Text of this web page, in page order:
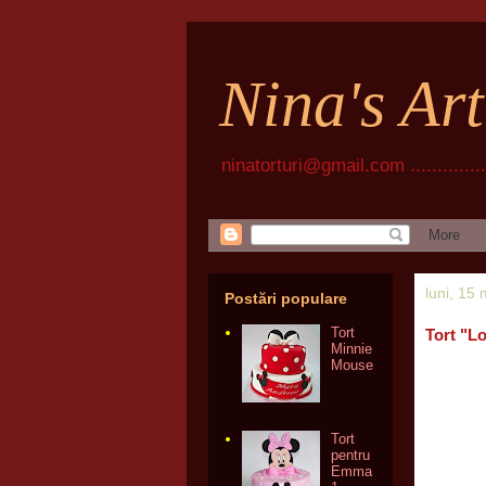
Nina's
ninatorturi@gmail.com
luni, 15
Tort
Postări populare
Tort
Minnie
Mouse
Tort
pentru
Emma